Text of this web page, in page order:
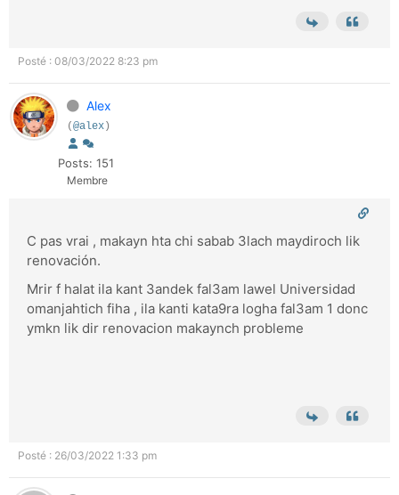
Posté : 08/03/2022 8:23 pm
Alex
(@alex)
Posts: 151
Membre
C pas vrai , makayn hta chi sabab 3lach maydiroch lik
renovación.
Mrir f halat ila kant 3andek fal3am lawel Universidad
omanjahtich fiha , ila kanti kata9ra logha fal3am 1 donc
ymkn lik dir renovacion makaynch probleme
Posté : 26/03/2022 1:33 pm